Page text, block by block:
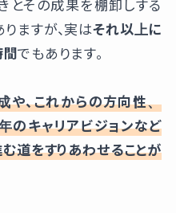
とその成果を棚卸しする
りますが、実はそれ以上に
間でもあります。
や、これからの方向性、
のキャリアビジョンなど
道をすりあわせることが